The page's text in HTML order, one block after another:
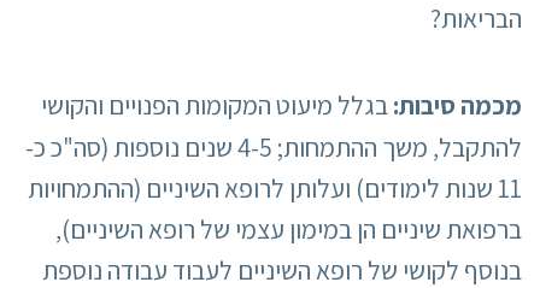
הבריאות?
מכמה סיבות:בגלל מיעוט המקומות הפנויים והקושי
להתקבל, משך ההתמחות; 4-5 שנים נוספות (סה"כ כ-
11 שנות לימודים) ועלותן לרופא השיניים (ההתמחויות
ברפואת שיניים הן במימון עצמי של רופא השיניים),
בנוסף לקושי של רופא השיניים לעבוד עבודה נוספת